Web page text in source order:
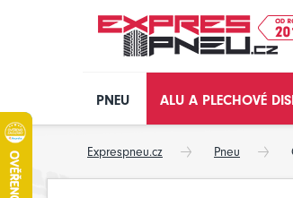
PNEU ALU A PLECHOVÉ
Exprespneu.cz Pneu